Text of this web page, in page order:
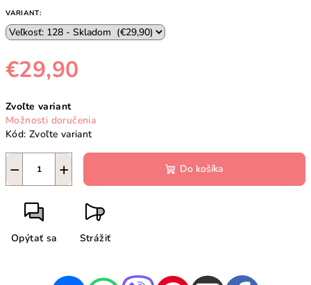
VARIANT:
€29,90
cena:
Zvoľte variant
Možnosti doručenia
Kód: Zvoľte variant
+
− Do košíka
Opýtať sa Strážiť